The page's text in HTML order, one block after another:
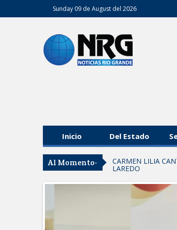
Sunday 09 de August del 2026
Inicio Del Estado
Al Momento- CARMEN LILIA
LAREDO
Fortalece la UAT
REFUERZA
ENFERMEDADES
Lleva gobierno de